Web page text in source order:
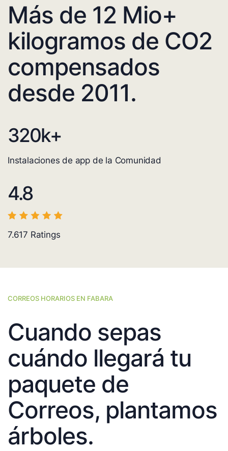
Más de 12 Mio+
kilogramos de CO2
compensados
desde 2011.
320k+
Instalaciones de app de la Comunidad
4.8
7.617 Ratings
CORREOS HORARIOS EN FABARA
Cuando sepas
cuándo llegará tu
paquete de
Correos, plantamos
árboles.